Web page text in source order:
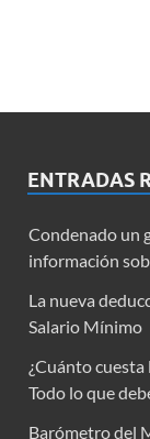
ENTRADAS
Condenado un
información
La nueva
Salario Mínimo
¿Cuánto
Todo lo que
Barómetro del